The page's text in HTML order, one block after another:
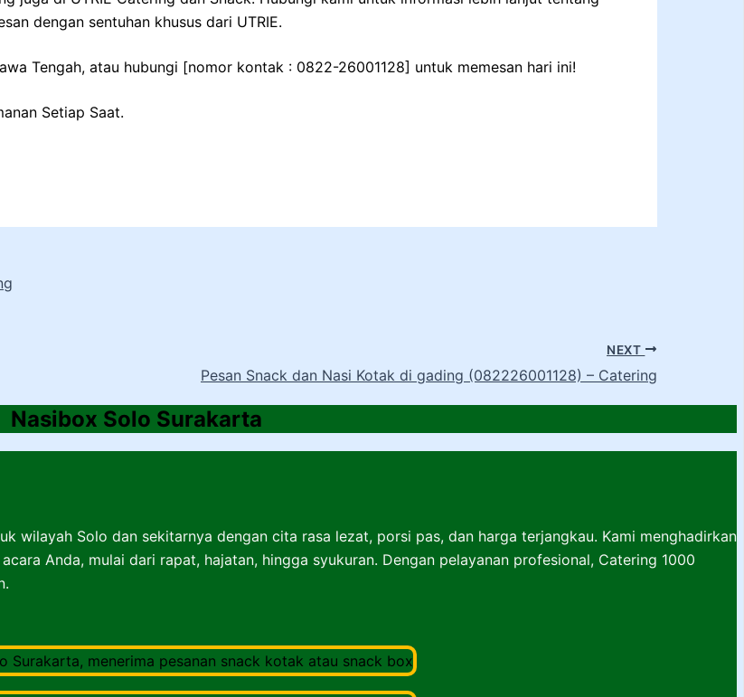
dengan sentuhan khusus dari UTRIE.
Tengah, atau hubungi [nomor kontak : 0822-26001128] untuk memesan hari ini!
Setiap Saat.
NEXT
Pesan Snack dan Nasi Kotak di gading (082226001128) – Catering
Nasibox Solo Surakarta
wilayah Solo dan sekitarnya dengan cita rasa lezat, porsi pas, dan harga terjangkau. Kami menghadirkan
Anda, mulai dari rapat, hajatan, hingga syukuran. Dengan pelayanan profesional, Catering 1000